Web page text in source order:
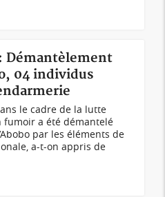
Démantèlement
04 individus
le cadre de la lutte
fumoir a été démantelé
par les éléments de
a-t-on appris de